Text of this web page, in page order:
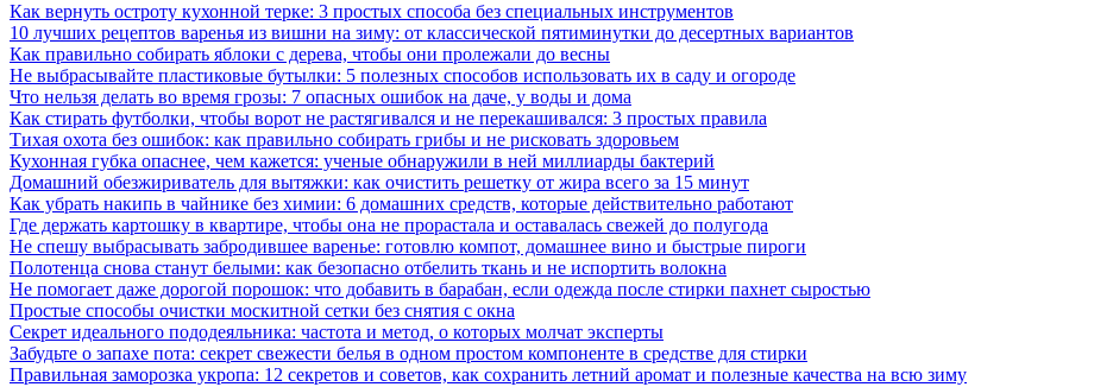
Как вернуть остроту кухонной терке: 3 простых способа без специальных инструментов
10 лучших рецептов варенья из вишни на зиму: от классической пятиминутки до десертных вариантов
Как правильно собирать яблоки с дерева, чтобы они пролежали до весны
Не выбрасывайте пластиковые бутылки: 5 полезных способов использовать их в саду и огороде
Что нельзя делать во время грозы: 7 опасных ошибок на даче, у воды и дома
Как стирать футболки, чтобы ворот не растягивался и не перекашивался: 3 простых правила
Тихая охота без ошибок: как правильно собирать грибы и не рисковать здоровьем
Кухонная губка опаснее, чем кажется: ученые обнаружили в ней миллиарды бактерий
Домашний обезжириватель для вытяжки: как очистить решетку от жира всего за 15 минут
Как убрать накипь в чайнике без химии: 6 домашних средств, которые действительно работают
Где держать картошку в квартире, чтобы она не прорастала и оставалась свежей до полугода
Не спешу выбрасывать забродившее варенье: готовлю компот, домашнее вино и быстрые пироги
Полотенца снова станут белыми: как безопасно отбелить ткань и не испортить волокна
Не помогает даже дорогой порошок: что добавить в барабан, если одежда после стирки пахнет сыростью
Простые способы очистки москитной сетки без снятия с окна
Секрет идеального пододеяльника: частота и метод, о которых молчат эксперты
Забудьте о запахе пота: секрет свежести белья в одном простом компоненте в средстве для стирки
Правильная заморозка укропа: 12 секретов и советов, как сохранить летний аромат и полезные качества на всю зиму